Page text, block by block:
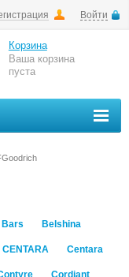
Войти
Корзина
Ваша корзина
пуста
Bars Belshina
CENTARA Centara
Cordiant